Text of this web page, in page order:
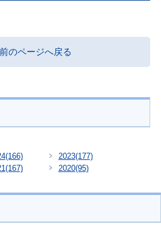
前のページへ戻る
(166) 2023(177)
(167) 2020(95)